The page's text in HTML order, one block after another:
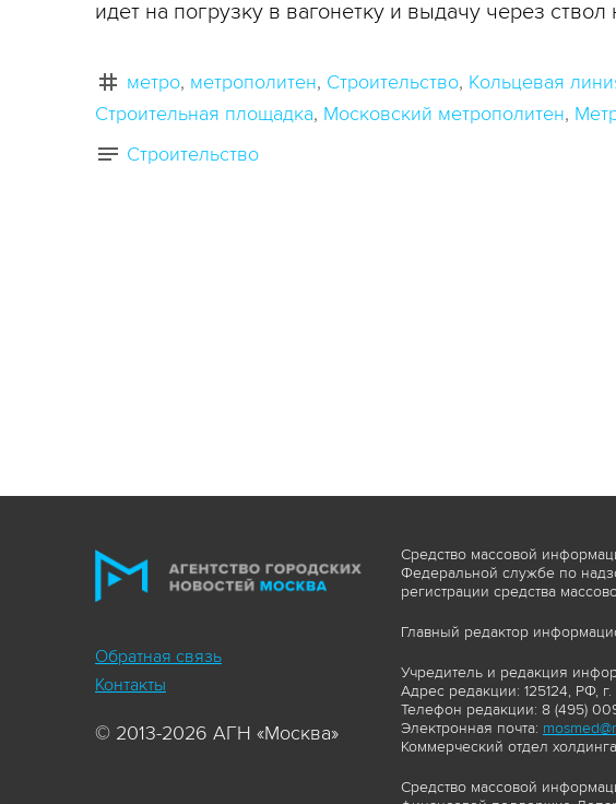
идет на погрузку в вагонетку и выдачу через
метро метрополитен Строительство Кольцевая
Строительная площадка Московский метрополитен
Строительство
Обратная связь
Контакты
© 2013-2026 АГН «Москва»
Средство массовой
Федеральной службе по
регистрации средства
Главный редактор
Учредитель и редакция
Адрес редакции: 125124, РФ,
Телефон редакции: 8 (495)
Электронная почта:
Коммерческий отдел
Средство массовой